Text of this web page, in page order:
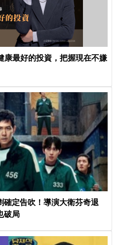
康最好的投資，把握現在不嫌
確定告吹！導演大衛芬奇退
破局